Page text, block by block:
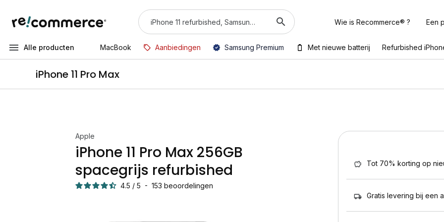
Wie is Recommerce® ? Een
Alle producten MacBook Aanbiedingen Samsung Premium Met nieuwe batterij Refurbished
iPhone 11 Pro Max
Apple
iPhone 11 Pro Max 256GB
spacegrijs refurbished
4.5 / 5 - 153 beoordelingen
Tot 70% korting op
Gratis levering bij een